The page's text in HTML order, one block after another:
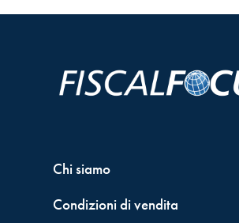
Chi siamo
Condizioni di vendita